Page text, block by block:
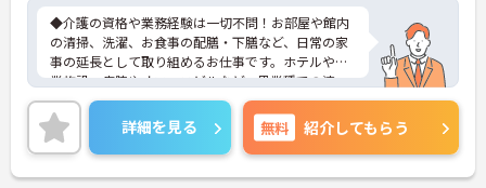
◆介護の資格や業務経験は一切不問！お部屋や館内
の清掃、洗濯、お食事の配膳・下膳など、日常の家
事の延長として取り組めるお仕事です。ホテルや商
業施設、病院やオフィスビルなど、異業種での清
掃・クリーニング経験がある方もスキルを存分に活
かしてご活躍いただけます。
◆安定の正社員雇用で、賞与年2回や最大5万円の通
勤手当、食事補助など待遇面がしっかり整っていま
す。入社後の丁寧なOJT研修に加え、資格取得支援
詳細を見る 無料 紹介してもらう